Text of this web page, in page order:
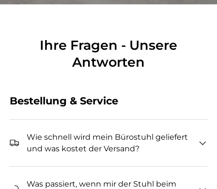
Ihre Fragen - Unsere
Antworten
Bestellung & Service
Wie schnell wird mein Bürostuhl geliefert
und was kostet der Versand?
Was passiert, wenn mir der Stuhl beim